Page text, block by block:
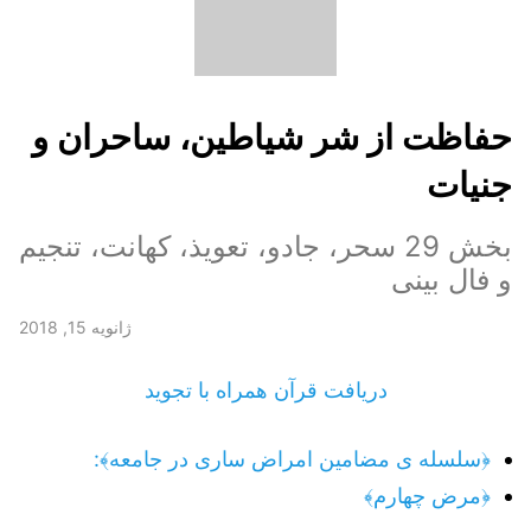
حفاظت از شر شیاطین، ساحران و
جنیات
بخش 29 سحر، جادو، تعویذ، کهانت، تنجیم
و فال بینی
ژانویه 15, 2018
دریافت قرآن همراه با تجوید
﴿سلسله ی مضامین امراض ساری در جامعه﴾:
﴿مرض چهارم﴾